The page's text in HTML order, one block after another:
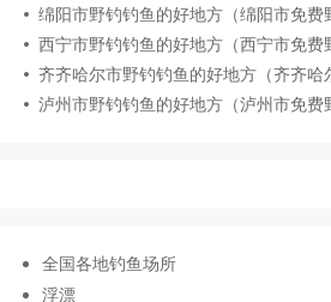
绵阳市野钓钓鱼的好地方（绵阳市免费
西宁市野钓钓鱼的好地方（西宁市免费
齐齐哈尔市野钓钓鱼的好地方（齐齐哈
泸州市野钓钓鱼的好地方（泸州市免费
全国各地钓鱼场所
浮漂